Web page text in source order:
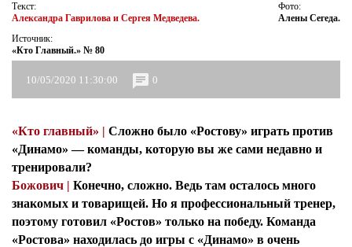
Текст:
Александра Гаврилова и Сергея Медведева.
Фото:
Алены Сегеда.
Источник:
«Кто Главный.» № 80
10/05/2020 11:30:00 0
«Кто главный» | Сложно было «Ростову» играть против
«Динамо» — команды, которую вы же сами недавно и
тренировали?
Божович | Конечно, сложно. Ведь там осталось много
знакомых и товарищей. Но я профессиональный тренер,
поэтому готовил «Ростов» только на победу. Команда
«Ростова» находилась до игры с «Динамо» в очень